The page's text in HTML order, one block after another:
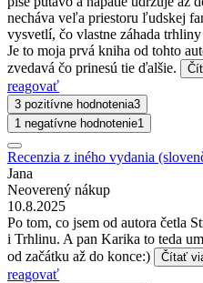
necháva veľa priestoru ľudskej
vysvetlí, čo vlastne záhada trhliny
Je to moja prvá kniha od tohto
zvedavá čo prinesú tie ďalšie.
reagovať
3 pozitívne hodnotenia3
1 negatívne hodnotenie1
Recenzia z iného vydania
Jana
Neoverený nákup
10.8.2025
Po tom, co jsem od autora četla
i Trhlinu. A pan Karika to teda
od začátku až do konce:)
Čítať
reagovať